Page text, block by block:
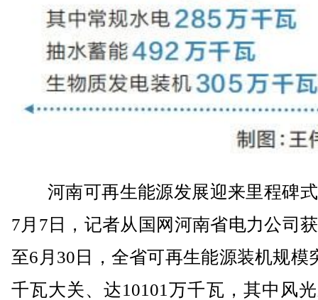
河南可再生能源发展迎来里程碑
7月7日，记者从国网河南省电力公司
至6月30日，全省可再生能源装机规模
千瓦大关、达10101万千瓦，其中风